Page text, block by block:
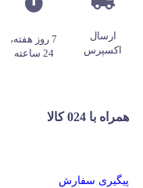
ارسال
اکسپرس
7 روز هفته،
24 ساعته
همراه با 024 کالا
پیگیری سفارش